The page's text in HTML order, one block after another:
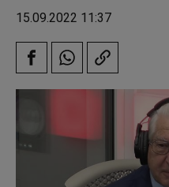
15.09.2022 11:37